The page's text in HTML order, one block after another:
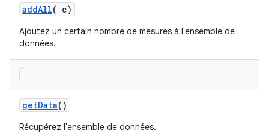
addAll( c)
Ajoutez un certain nombre de mesures à l'ensemble de
données.
getData()
Récupérez l'ensemble de données.